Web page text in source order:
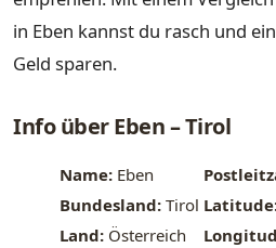
in Eben kannst du rasch und
Geld sparen.
Info über Eben – Tirol
Name: Eben
Bundesland: Tirol
Land: Österreich